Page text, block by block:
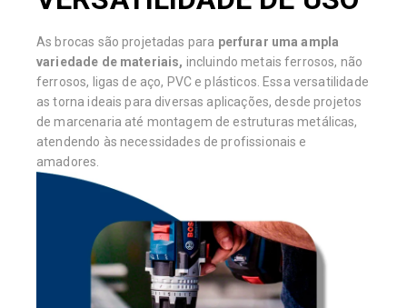
As brocas são projetadas para perfurar uma ampla
variedade de materiais, incluindo metais ferrosos, não
ferrosos, ligas de aço, PVC e plásticos. Essa versatilidade
as torna ideais para diversas aplicações, desde projetos
de marcenaria até montagem de estruturas metálicas,
atendendo às necessidades de profissionais e
amadores.